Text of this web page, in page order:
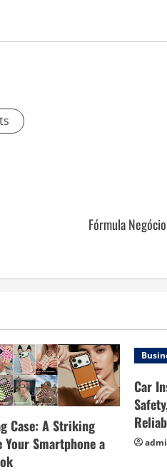
Fórmula
Case: A Striking
Your Smartphone a
Car